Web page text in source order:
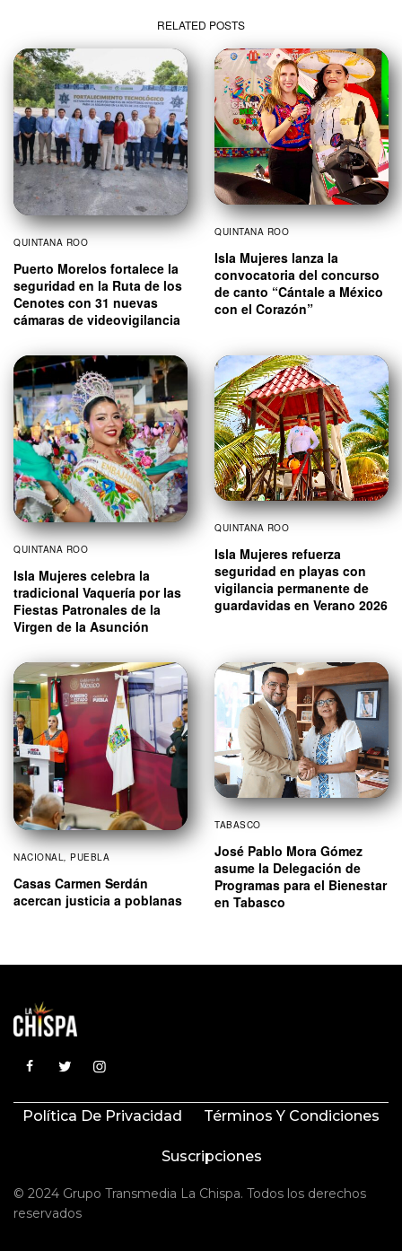
RELATED POSTS
QUINTANA ROO
Puerto Morelos fortalece la
seguridad en la Ruta de los
Cenotes con 31 nuevas
cámaras de videovigilancia
QUINTANA ROO
Isla Mujeres lanza la
convocatoria del concurso
de canto “Cántale a México
con el Corazón”
QUINTANA ROO
Isla Mujeres celebra la
tradicional Vaquería por las
Fiestas Patronales de la
Virgen de la Asunción
QUINTANA ROO
Isla Mujeres refuerza
seguridad en playas con
vigilancia permanente de
guardavidas en Verano 2026
NACIONAL PUEBLA
Casas Carmen Serdán
acercan justicia a poblanas
TABASCO
José Pablo Mora Gómez
asume la Delegación de
Programas para el Bienestar
en Tabasco
Política De Privacidad Términos Y Condiciones
Suscripciones
© 2024 Grupo Transmedia La Chispa. Todos los derechos
reservados